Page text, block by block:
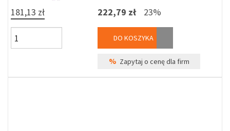
181,13 zł 222,79 zł 23%
DO KOSZYKA
% Zapytaj o cenę dla firm